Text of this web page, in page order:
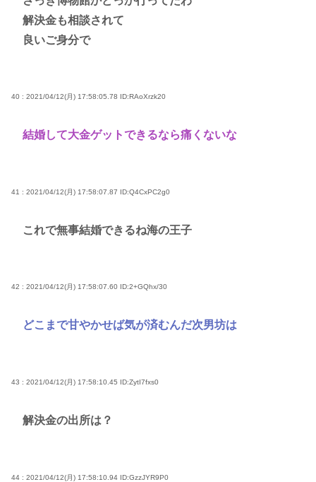
解決金も相談されて
良いご身分で
40 : 2021/04/12(月) 17:58:05.78 ID:RAoXrzk20
結婚して大金ゲットできるなら痛くないな
41 : 2021/04/12(月) 17:58:07.87 ID:Q4CxPC2g0
これで無事結婚できるね海の王子
42 : 2021/04/12(月) 17:58:07.60 ID:2+GQhx/30
どこまで甘やかせば気が済むんだ次男坊は
43 : 2021/04/12(月) 17:58:10.45 ID:ZytI7fxs0
解決金の出所は？
44 : 2021/04/12(月) 17:58:10.94 ID:GzzJYR9P0